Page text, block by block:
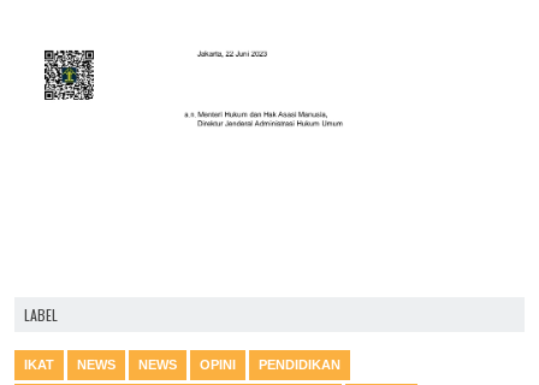
LABEL
IKAT NEWS NEWS OPINI PENDIDIKAN